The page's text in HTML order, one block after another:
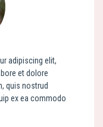
adipiscing elit,
et dolore
quis nostrud
ex ea commodo